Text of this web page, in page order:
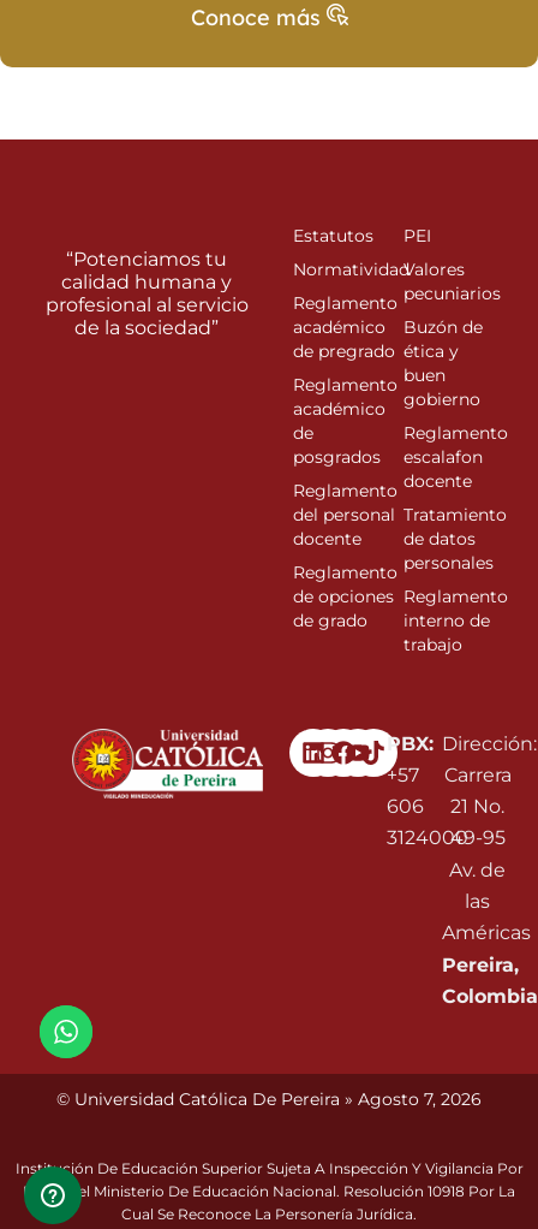
Conoce más
Linkedin
Instagram
Facebook
Youtube
PBX:
+57
606
3124000
Dirección:
Carrera
21 No.
49-95
Av. de
las
Américas
Pereira,
Colombia
“Potenciamos tu
calidad humana y
profesional al servicio
de la sociedad”
Estatutos
Normatividad
Reglamento
académico
de pregrado
Reglamento
académico
de
posgrados
Reglamento
del personal
docente
Reglamento
de opciones
de grado
PEI
Valores
pecuniarios
Buzón de
ética y
buen
gobierno
Reglamento
escalafon
docente
Tratamiento
de datos
personales
Reglamento
interno de
trabajo
© Universidad Católica De Pereira » Agosto 7, 2026
Institución De Educación Superior Sujeta A Inspección Y Vigilancia Por
Parte Del Ministerio De Educación Nacional. Resolución 10918 Por La
Cual Se Reconoce La Personería Jurídica.